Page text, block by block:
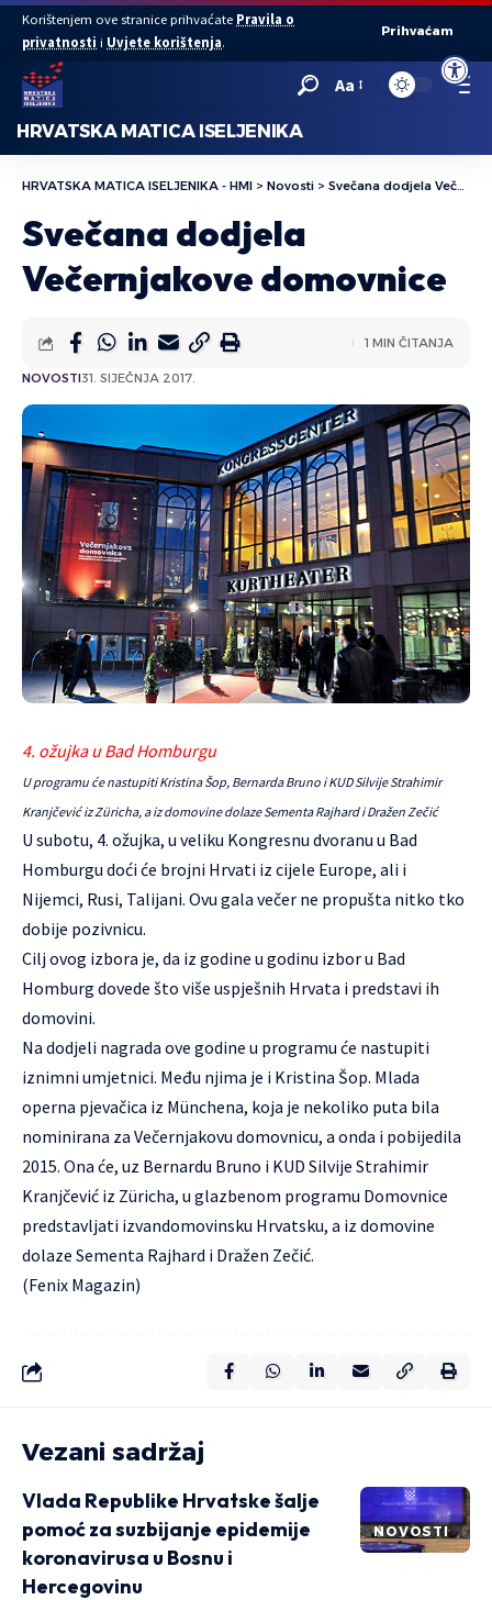
Open
Korištenjem ove stranice prihvaćate Pravila o
privatnosti i Uvjete korištenja.
Prihvaćam
Aa
HRVATSKA MATICA ISELJENIKA
HRVATSKA MATICA ISELJENIKA - HMI > Novosti > Svečana dodjela Večernjakove domovnice
Svečana dodjela
Večernjakove domovnice
NOVOSTI31. SIJEČNJA 2017.
1 MIN ČITANJA
4. ožujka u Bad Homburgu
U programu će nastupiti Kristina Šop, Bernarda Bruno i KUD Silvije Strahimir
Kranjčević iz Züricha, a iz domovine dolaze Sementa Rajhard i Dražen Zečić
U subotu, 4. ožujka, u veliku Kongresnu dvoranu u Bad
Homburgu doći će brojni Hrvati iz cijele Europe, ali i
Nijemci, Rusi, Talijani. Ovu gala večer ne propušta nitko tko
dobije pozivnicu.
Cilj ovog izbora je, da iz godine u godinu izbor u Bad
Homburg dovede što više uspješnih Hrvata i predstavi ih
domovini.
Na dodjeli nagrada ove godine u programu će nastupiti
iznimni umjetnici. Među njima je i Kristina Šop. Mlada
operna pjevačica iz Münchena, koja je nekoliko puta bila
nominirana za Večernjakovu domovnicu, a onda i pobijedila
2015. Ona će, uz Bernardu Bruno i KUD Silvije Strahimir
Kranjčević iz Züricha, u glazbenom programu Domovnice
predstavljati izvandomovinsku Hrvatsku, a iz domovine
dolaze Sementa Rajhard i Dražen Zečić.
(Fenix Magazin)
Vezani sadržaj
NOVOSTI
Vlada Republike Hrvatske šalje
pomoć za suzbijanje epidemije
koronavirusa u Bosnu i
Hercegovinu